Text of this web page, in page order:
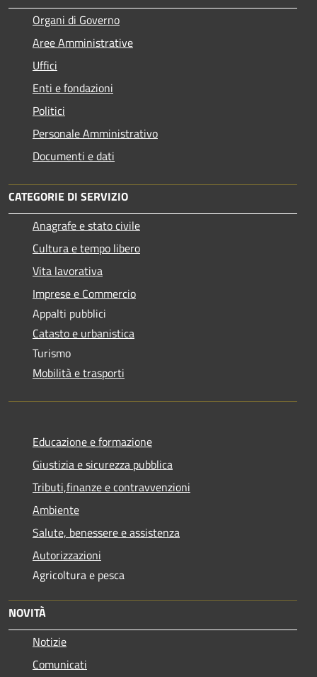
Organi di Governo
Aree Amministrative
Uffici
Enti e fondazioni
Politici
Personale Amministrativo
Documenti e dati
CATEGORIE DI SERVIZIO
Anagrafe e stato civile
Cultura e tempo libero
Vita lavorativa
Imprese e Commercio
Appalti pubblici
Catasto e urbanistica
Turismo
Mobilità e trasporti
Educazione e formazione
Giustizia e sicurezza pubblica
Tributi,finanze e contravvenzioni
Ambiente
Salute, benessere e assistenza
Autorizzazioni
Agricoltura e pesca
NOVITÀ
Notizie
Comunicati